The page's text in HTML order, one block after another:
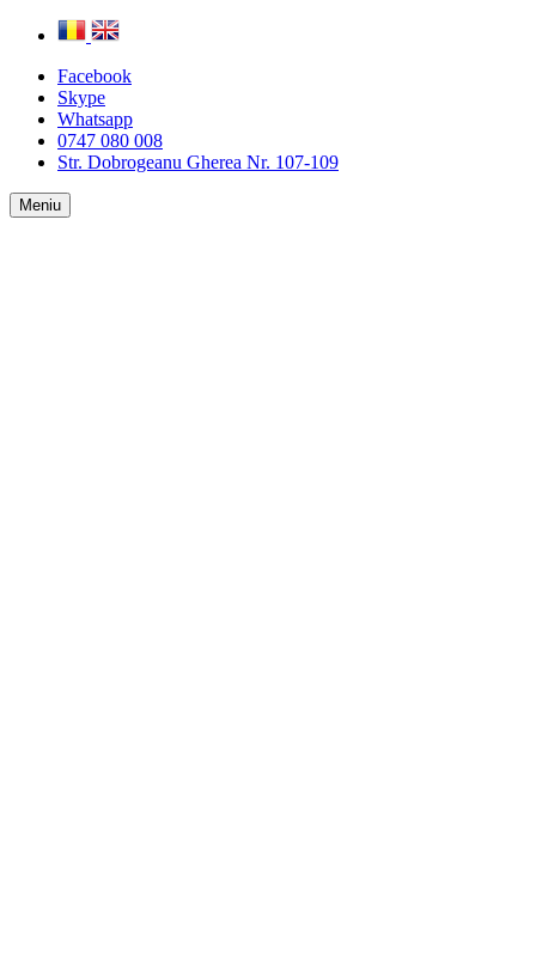
Facebook
Skype
Whatsapp
0747 080 008
Str. Dobrogeanu Gherea Nr. 107-109
Meniu